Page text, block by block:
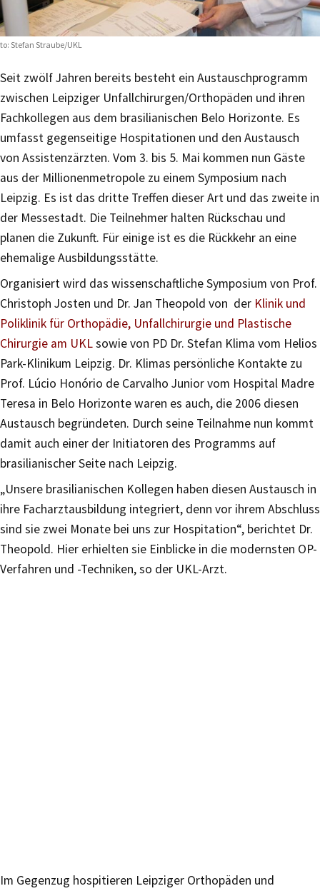
Stefan Straube/UKL
Seit zwölf Jahren bereits besteht ein Austauschprogramm
zwischen Leipziger Unfallchirurgen/Orthopäden und ihren
Fachkollegen aus dem brasilianischen Belo Horizonte. Es
umfasst gegenseitige Hospitationen und den Austausch
von Assistenzärzten. Vom 3. bis 5. Mai kommen nun Gäste
aus der Millionenmetropole zu einem Symposium nach
Leipzig. Es ist das dritte Treffen dieser Art und das zweite in
der Messestadt. Die Teilnehmer halten Rückschau und
planen die Zukunft. Für einige ist es die Rückkehr an eine
ehemalige Ausbildungsstätte.
Organisiert wird das wissenschaftliche Symposium von Prof.
Christoph Josten und Dr. Jan Theopold von der Klinik und
Poliklinik für Orthopädie, Unfallchirurgie und Plastische
Chirurgie am UKLsowie von PD Dr. Stefan Klima vom Helios
Park-Klinikum Leipzig. Dr. Klimas persönliche Kontakte zu
Prof. Lúcio Honório de Carvalho Junior vom Hospital Madre
Teresa in Belo Horizonte waren es auch, die 2006 diesen
Austausch begründeten. Durch seine Teilnahme nun kommt
damit auch einer der Initiatoren des Programms auf
brasilianischer Seite nach Leipzig.
„Unsere brasilianischen Kollegen haben diesen Austausch in
ihre Facharztausbildung integriert, denn vor ihrem Abschluss
sind sie zwei Monate bei uns zur Hospitation“, berichtet Dr.
Theopold. Hier erhielten sie Einblicke in die modernsten OP-
Verfahren und -Techniken, so der UKL-Arzt.
Im Gegenzug hospitieren Leipziger Orthopäden und